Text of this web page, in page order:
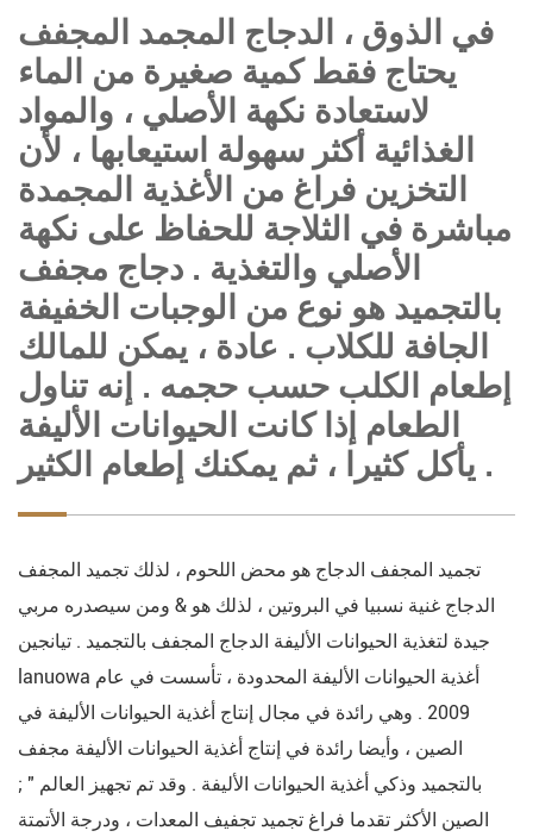
في الذوق ، الدجاج المجمد المجفف
يحتاج فقط كمية صغيرة من الماء
لاستعادة نكهة الأصلي ، والمواد
الغذائية أكثر سهولة استيعابها ، لأن
التخزين فراغ من الأغذية المجمدة
مباشرة في الثلاجة للحفاظ على نكهة
الأصلي والتغذية . دجاج مجفف
بالتجميد هو نوع من الوجبات الخفيفة
الجافة للكلاب . عادة ، يمكن للمالك
إطعام الكلب حسب حجمه . إنه تناول
الطعام إذا كانت الحيوانات الأليفة
يأكل كثيرا ، ثم يمكنك إطعام الكثير .
تجميد المجفف الدجاج هو محض اللحوم ، لذلك تجميد المجفف
الدجاج غنية نسبيا في البروتين ، لذلك هو & ومن سيصدره مربي
جيدة لتغذية الحيوانات الأليفة الدجاج المجفف بالتجميد . تيانجين
lanuowa أغذية الحيوانات الأليفة المحدودة ، تأسست في عام
2009 . وهي رائدة في مجال إنتاج أغذية الحيوانات الأليفة في
الصين ، وأيضا رائدة في إنتاج أغذية الحيوانات الأليفة مجفف
بالتجميد وذكي أغذية الحيوانات الأليفة . وقد تم تجهيز العالم " ;
الصين الأكثر تقدما فراغ تجميد تجفيف المعدات ، ودرجة الأتمتة